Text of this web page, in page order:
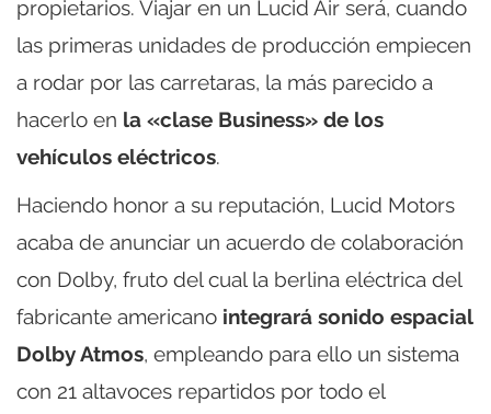
propietarios. Viajar en un Lucid Air será, cuando
las primeras unidades de producción empiecen
a rodar por las carretaras, la más parecido a
hacerlo en la «clase Business» de los
vehículos eléctricos.
Haciendo honor a su reputación, Lucid Motors
acaba de anunciar un acuerdo de colaboración
con Dolby, fruto del cual la berlina eléctrica del
fabricante americano integrará sonido espacial
Dolby Atmos, empleando para ello un sistema
con 21 altavoces repartidos por todo el